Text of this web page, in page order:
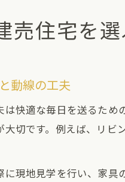
理想の暮らし
建売住
春日井市
庭付き建
新築一戸
売住宅を
動線の工夫
快適な毎日を送るた
切です。例えば、リ
現地見学を行い、家